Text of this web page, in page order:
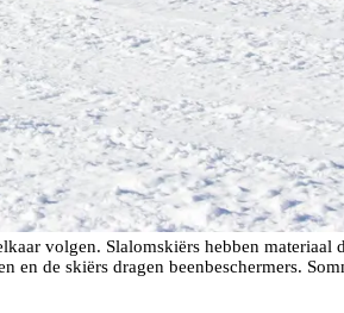
volgen. Slalomskiërs hebben materiaal
de skiërs dragen beenbeschermers.